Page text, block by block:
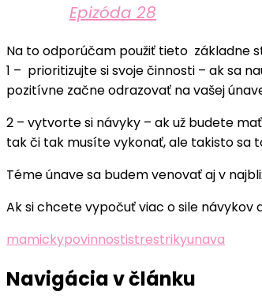
Epizóda 28
Na to odporúčam použiť tieto základne
1 – prioritizujte si svoje činnosti – ak sa
pozitívne začne odrazovať na vašej
2 – vytvorte si návyky – ak už budete
tak či tak musíte vykonať, ale takisto sa
Téme únave sa budem venovať aj v
Ak si chcete vypočuť viac o sile návykov
mamickypovinnostistrestrikyunava
Navigácia v článku